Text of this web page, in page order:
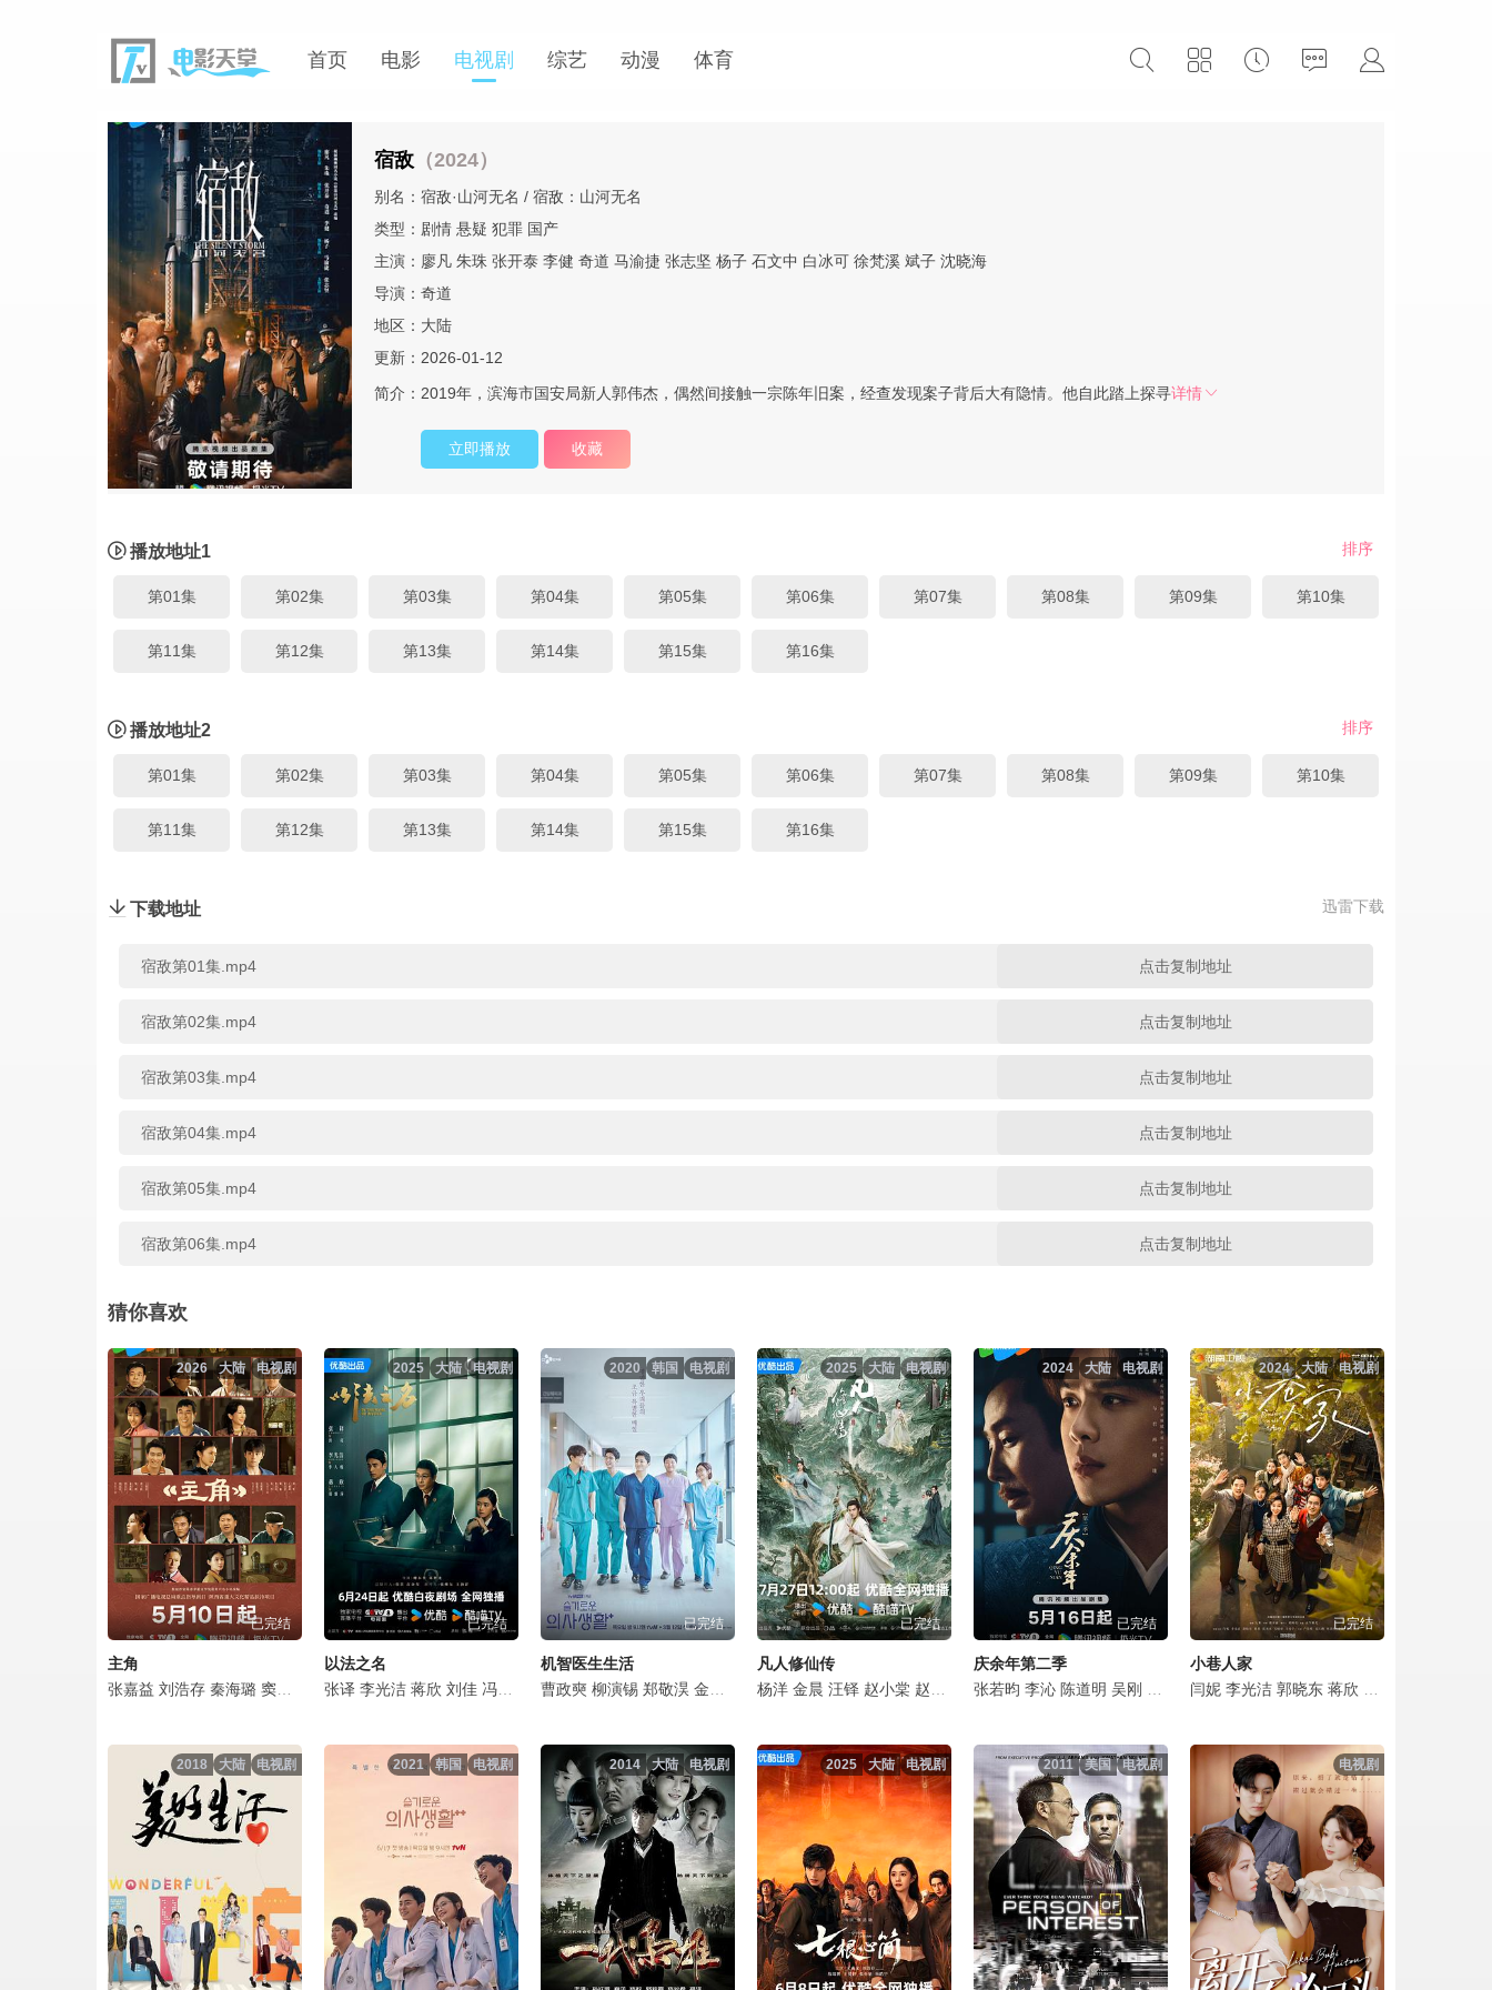
首页 电影 电视剧 综艺 动漫 体育
宿敌 （2024）
别名：宿敌·山河无名 / 宿敌：山河无名
类型： 剧情 悬疑 犯罪 国产
主演： 廖凡 朱珠 张开泰 李健 奇道 马渝捷 张志坚 杨子 石文中 白冰可 徐梵溪 斌子 沈晓海
导演： 奇道
地区： 大陆
更新：2026-01-12
简介： 2019年，滨海市国安局新人郭伟杰，偶然间接触一宗陈年旧案，经查发现案子背后大有隐情。他自此踏上探寻详情
立即播放 收藏
排序
播放地址1
第01集 第02集 第03集 第04集 第05集 第06集 第07集 第08集 第09集 第10集
第11集 第12集 第13集 第14集 第15集 第16集
排序
播放地址2
第01集 第02集 第03集 第04集 第05集 第06集 第07集 第08集 第09集 第10集
第11集 第12集 第13集 第14集 第15集 第16集
迅雷下载
下载地址
宿敌第01集.mp4 点击复制地址
宿敌第02集.mp4 点击复制地址
宿敌第03集.mp4 点击复制地址
宿敌第04集.mp4 点击复制地址
宿敌第05集.mp4 点击复制地址
宿敌第06集.mp4 点击复制地址
宿敌第07集.mp4
宿敌第08集.mp4 点击复制地址
宿敌第09集.mp4 点击复制地址
宿敌第10集.mp4 点击复制地址
宿敌第11集.mp4 点击复制地址
宿敌第12集.mp4 点击复制地址
宿敌第13集.mp4 点击复制地址
宿敌第14集.mp4 点击复制地址
宿敌第15集.mp4 点击复制地址
宿敌第16集.mp4 点击复制地址
猜你喜欢
电视剧
大陆
2026
已完结
主角
张嘉益 刘浩存 秦海璐 窦骁 翟子路 王晓晨 扈耀之 王海燕 李泽锋 孙浩 姬他 张国强 王丽坤 石文中 韩沛颖 苗阜
电视剧
大陆
2025
已完结
以法之名
张译 李光洁 蒋欣 刘佳 冯嘉怡 丁勇岱 杨烁 施京明 王劲松 任重 郝平 白冰 董晴 徐梵溪 毛俊杰 宋熹 赵煊 金泽灏 章煜奇 田昊 姬他 颜世魁 林鹏 潘之琳
电视剧
韩国
2020
已完结
机智医生生活
曹政奭 柳演锡 郑敬淏 金大明 田美都 金海淑 金甲洙 丁文晟 申贤彬 文泰佑 金俊翰 河允庆 全光镇 安恩真 金惠仁 崔英俊
电视剧
大陆
2025
已完结
凡人修仙传
杨洋 金晨 汪铎 赵小棠 赵晴 金佳悦 荣梓希 张婉儿 胡宇轩 娜一 陈震 施予斐 李圣佳
电视剧
大陆
2024
已完结
庆余年第二季
张若昀 李沁 陈道明 吴刚 李小冉 俞飞鸿 袁泉 毛晓彤
电视剧
大陆
2024
已完结
小巷人家
闫妮 李光洁 郭晓东 蒋欣
电视剧
大陆
2018 电视剧
韩国
2021 电视剧
大陆
2014 电视剧
大陆
2025 电视剧
美国
2011 电视剧